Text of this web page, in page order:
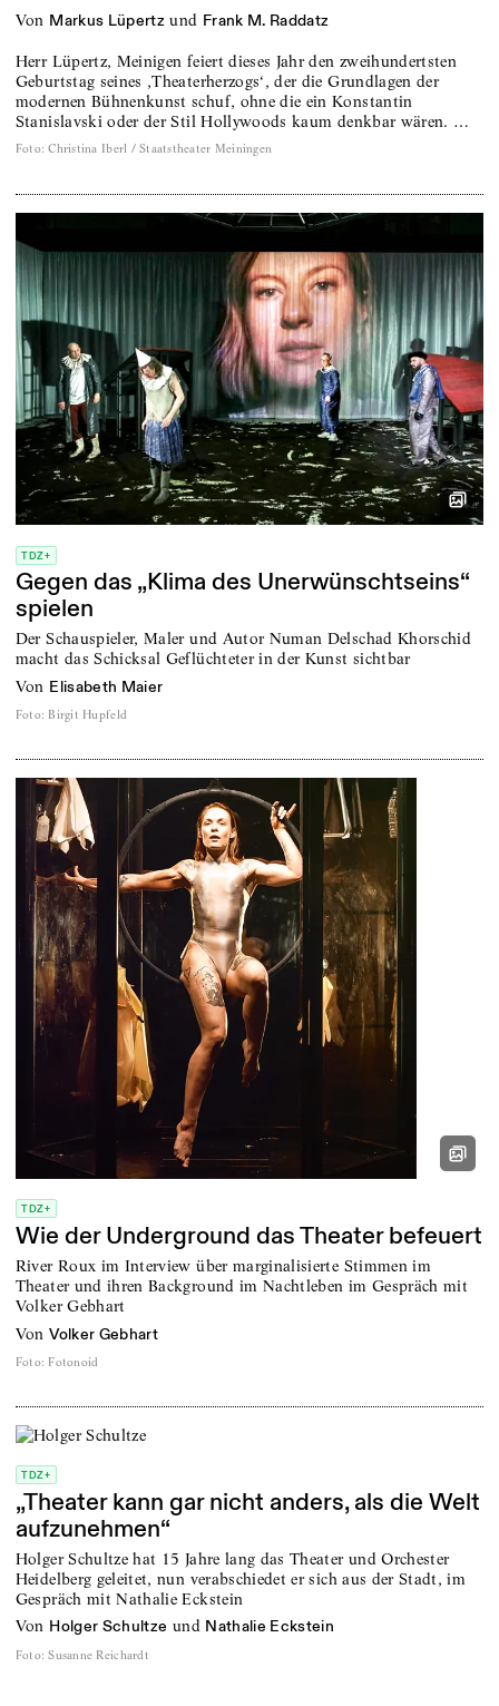
von Markus Lüpertz und Frank M. Raddatz
Herr Lüpertz, Meinigen feiert dieses Jahr den zweihundertsten
Geburtstag seines ‚Theaterherzogs‘, der die Grundlagen der
modernen Bühnenkunst schuf, ohne die ein Konstantin
Stanislavski oder der Stil Hollywoods kaum denkbar wären. …
Foto: Christina Iberl / Staatstheater Meiningen
TDZ+
Gegen das „Klima des Unerwünschtseins“
spielen
Der Schauspieler, Maler und Autor Numan Delschad Khorschid
macht das Schicksal Geflüchteter in der Kunst sichtbar
von Elisabeth Maier
Foto: Birgit Hupfeld
TDZ+
Wie der Underground das Theater befeuert
River Roux im Interview über marginalisierte Stimmen im
Theater und ihren Background im Nachtleben im Gespräch mit
Volker Gebhart
von Volker Gebhart
Foto: Fotonoid
TDZ+
„Theater kann gar nicht anders, als die Welt
aufzunehmen“
Holger Schultze hat 15 Jahre lang das Theater und Orchester
Heidelberg geleitet, nun verabschiedet er sich aus der Stadt, im
Gespräch mit Nathalie Eckstein
von Holger Schultze und Nathalie Eckstein
Foto: Susanne Reichardt